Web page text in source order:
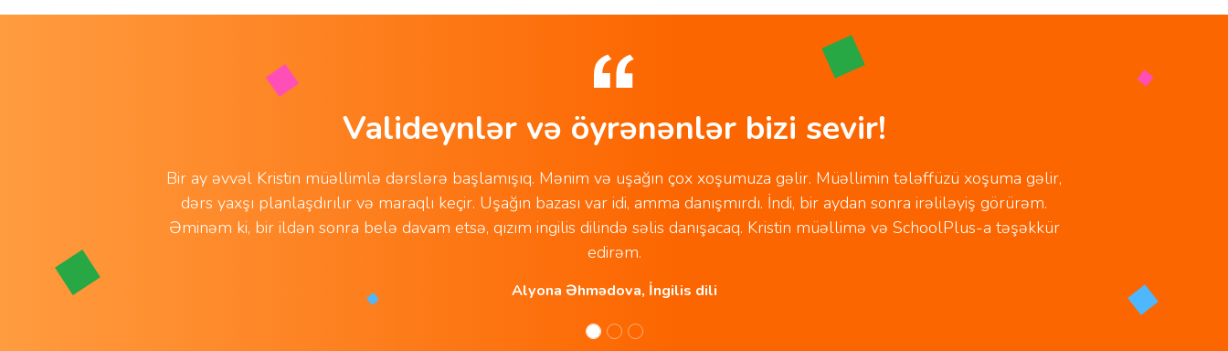
Valideynlər və öyrənənlər bizi sevir!
Bir ay əvvəl Kristin müəllimlə dərslərə başlamışıq. Mənim və uşağın çox xoşumuza gəlir. Müəllimin tələffüzü xoşuma gəlir,
dərs yaxşı planlaşdırılır və maraqlı keçir. Uşağın bazası var idi, amma danışmırdı. İndi, bir aydan sonra irəliləyiş görürəm.
Əminəm ki, bir ildən sonra belə davam etsə, qızım ingilis dilində səlis danışacaq. Kristin müəllimə və SchoolPlus-a təşəkkür
edirəm.
Alyona Əhmədova, İngilis dili